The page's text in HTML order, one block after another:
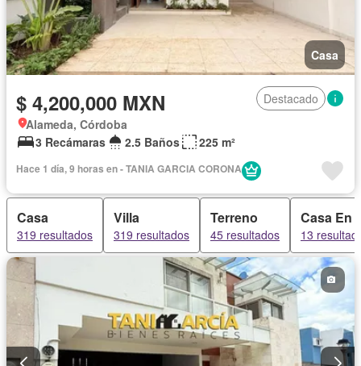
Casa
$ 4,200,000 MXN
Destacado
Alameda, Córdoba
3 Recámaras
2.5 Baños 225 m²
Hace 1 día, 9 horas en - TANIA GARCIA CORONA
Casa
319 resultados
Villa
319 resultados
Terreno
45 resultados
Casa En
13